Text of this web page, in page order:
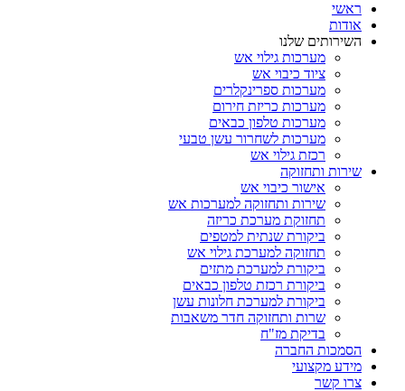
ראשי
אודות
השירותים שלנו
מערכות גילוי אש
ציוד כיבוי אש
מערכות ספרינקלרים
מערכות כריזת חירום
מערכות טלפון כבאים
מערכות לשחרור עשן טבעי
רכזת גילוי אש
שירות ותחזוקה
אישור כיבוי אש
שירות ותחזוקה למערכות אש
תחזוקת מערכת כריזה
ביקורת שנתית למטפים
תחזוקה למערכת גילוי אש
ביקורת למערכת מתזים
ביקורת רכזת טלפון כבאים
ביקורת למערכת חלונות עשן
שרות ותחזוקה חדר משאבות
בדיקת מז"ח
הסמכות החברה
מידע מקצועי
צרו קשר